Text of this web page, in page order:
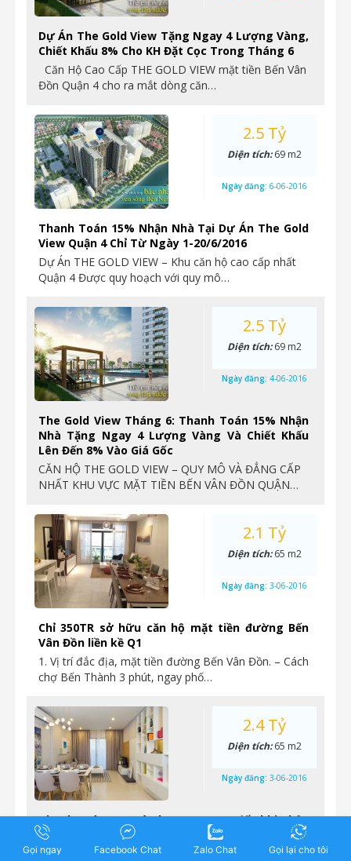
Dự Án The Gold View Tặng Ngay 4 Lượng Vàng,
Chiết Khấu 8% Cho KH Đặt Cọc Trong Tháng 6
Căn Hộ Cao Cấp THE GOLD VIEW mặt tiền Bến Vân
Đồn Quận 4 cho ra mắt dòng căn…
Thanh Toán 15% Nhận Nhà Tại Dự Án The Gold
View Quận 4 Chỉ Từ Ngày 1-20/6/2016
Dự Án THE GOLD VIEW – Khu căn hộ cao cấp nhất
Quận 4 Được quy hoạch với quy mô…
2.5 Tỷ
Diện tích:69 m2
Ngày đăng: 6-06-2016
The Gold View Tháng 6: Thanh Toán 15% Nhận
Nhà Tặng Ngay 4 Lượng Vàng Và Chiết Khấu
Lên Đến 8% Vào Giá Gốc
CĂN HỘ THE GOLD VIEW – QUY MÔ VÀ ĐẲNG CẤP
NHẤT KHU VỰC MẶT TIỀN BẾN VÂN ĐỒN QUẬN…
2.5 Tỷ
Diện tích:69 m2
Ngày đăng: 4-06-2016
Chỉ 350TR sở hữu căn hộ mặt tiền đường Bến
Vân Đồn liền kề Q1
1. Vị trí đắc địa, mặt tiền đường Bến Vân Đồn. – Cách
chợ Bến Thành 3 phút, ngay phố…
2.1 Tỷ
Diện tích:65 m2
Ngày đăng: 3-06-2016
Thanh toán 15% và cho vay LS 0% đến khi nhận
nhà khi mua căn hộ The GoldView Bến Vân Đồn
Tháp Gold River View, LS 0% đến khi nhận nhà,
2.4 Tỷ
Diện tích:65 m2
Ngày đăng: 3-06-2016
Gọi ngay Facebook Chat Zalo Chat Gọi lại cho tôi